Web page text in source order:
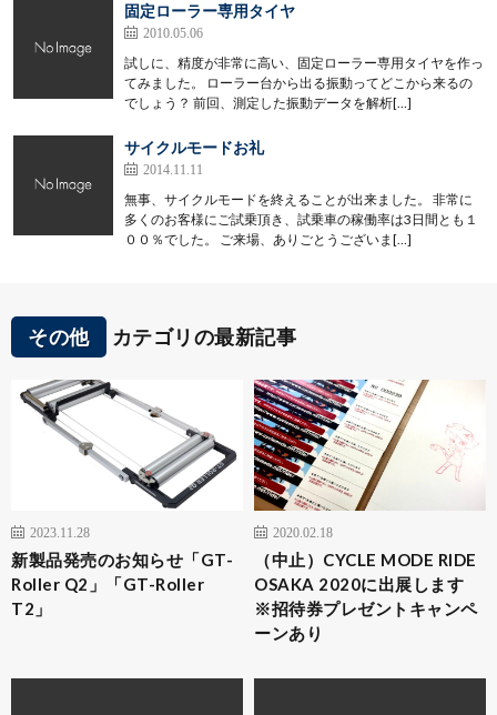
固定ローラー専用タイヤ
2010.05.06
試しに、精度が非常に高い、固定ローラー専用タイヤを作っ
てみました。 ローラー台から出る振動ってどこから来るの
でしょう？ 前回、測定した振動データを解析[…]
サイクルモードお礼
2014.11.11
無事、サイクルモードを終えることが出来ました。 非常に
多くのお客様にご試乗頂き、試乗車の稼働率は3日間とも１
００％でした。 ご来場、ありごとうございま[…]
その他 カテゴリの最新記事
2023.11.28
新製品発売のお知らせ「GT-
Roller Q2」「GT-Roller
T2」
2020.02.18
（中止）CYCLE MODE RIDE
OSAKA 2020に出展します
※招待券プレゼントキャンペ
ーンあり